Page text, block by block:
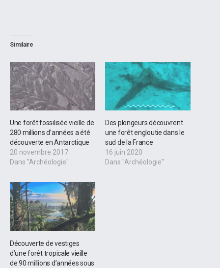
Similaire
Une forêt fossilisée vieille de
280 millions d’années a été
découverte en Antarctique
20 novembre 2017
Dans "Archéologie"
Des plongeurs découvrent
une forêt engloutie dans le
sud de la France
16 juin 2020
Dans "Archéologie"
Découverte de vestiges
d’une forêt tropicale vieille
de 90 millions d’années sous